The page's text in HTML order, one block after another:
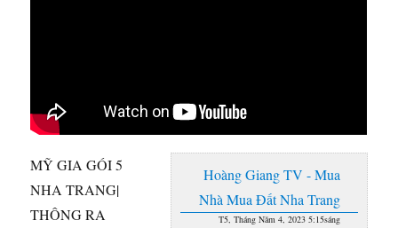
Hoàng Giang TV - Mua
Nhà Mua Đất Nha Trang
T5, Tháng Năm 4, 2023 5:15sáng
MỸ GIA GÓI 5
NHA TRANG|
THÔNG RA